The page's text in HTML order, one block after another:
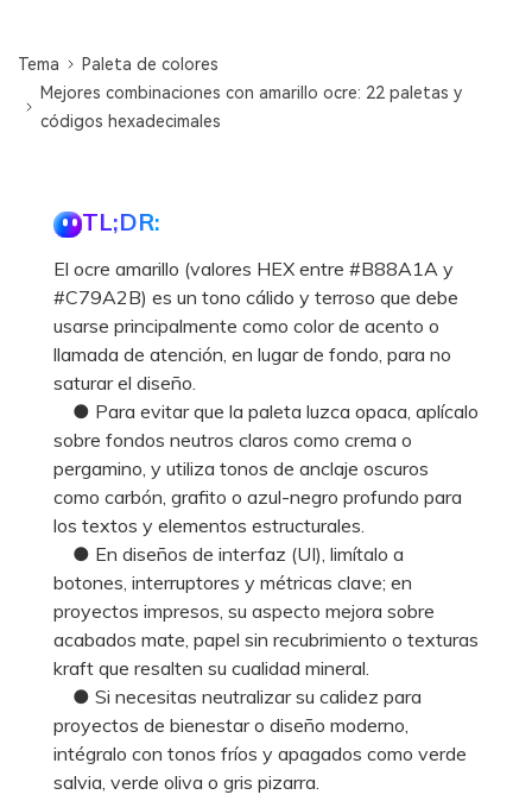
Tema
Paleta de colores
Mejores combinaciones con amarillo ocre: 22 paletas y
códigos hexadecimales
TL;DR:
El ocre amarillo (valores HEX entre #B88A1A y
#C79A2B) es un tono cálido y terroso que debe
usarse principalmente como color de acento o
llamada de atención, en lugar de fondo, para no
saturar el diseño.
● Para evitar que la paleta luzca opaca, aplícalo
sobre fondos neutros claros como crema o
pergamino, y utiliza tonos de anclaje oscuros
como carbón, grafito o azul-negro profundo para
los textos y elementos estructurales.
● En diseños de interfaz (UI), limítalo a
botones, interruptores y métricas clave; en
proyectos impresos, su aspecto mejora sobre
acabados mate, papel sin recubrimiento o texturas
kraft que resalten su cualidad mineral.
● Si necesitas neutralizar su calidez para
proyectos de bienestar o diseño moderno,
intégralo con tonos fríos y apagados como verde
salvia, verde oliva o gris pizarra.